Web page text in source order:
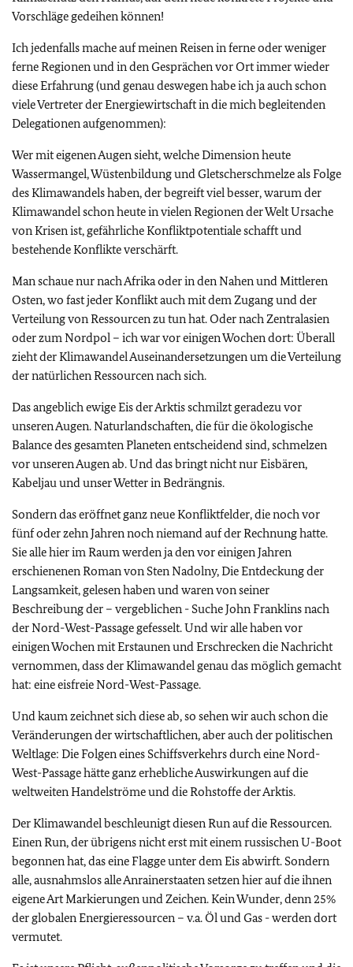
Vorschläge gedeihen können!
Ich jedenfalls mache auf meinen Reisen in ferne oder weniger
ferne Regionen und in den Gesprächen vor Ort immer wieder
diese Erfahrung (und genau deswegen habe ich ja auch schon
viele Vertreter der Energiewirtschaft in die mich begleitenden
Delegationen aufgenommen):
Wer mit eigenen Augen sieht, welche Dimension heute
Wassermangel, Wüstenbildung und Gletscherschmelze als Folge
des Klimawandels haben, der begreift viel besser, warum der
Klimawandel schon heute in vielen Regionen der Welt Ursache
von Krisen ist, gefährliche Konfliktpotentiale schafft und
bestehende Konflikte verschärft.
Man schaue nur nach Afrika oder in den Nahen und Mittleren
Osten, wo fast jeder Konflikt auch mit dem Zugang und der
Verteilung von Ressourcen zu tun hat. Oder nach Zentralasien
oder zum Nordpol – ich war vor einigen Wochen dort: Überall
zieht der Klimawandel Auseinandersetzungen um die Verteilung
der natürlichen Ressourcen nach sich.
Das angeblich ewige Eis der Arktis schmilzt geradezu vor
unseren Augen. Naturlandschaften, die für die ökologische
Balance des gesamten Planeten entscheidend sind, schmelzen
vor unseren Augen ab. Und das bringt nicht nur Eisbären,
Kabeljau und unser Wetter in Bedrängnis.
Sondern das eröffnet ganz neue Konfliktfelder, die noch vor
fünf oder zehn Jahren noch niemand auf der Rechnung hatte.
Sie alle hier im Raum werden ja den vor einigen Jahren
erschienenen Roman von Sten Nadolny, Die Entdeckung der
Langsamkeit, gelesen haben und waren von seiner
Beschreibung der – vergeblichen - SucheJohn Franklinsnach
der Nord-West-Passage gefesselt. Und wir alle haben vor
einigen Wochen mit Erstaunen und Erschrecken die Nachricht
vernommen, dass der Klimawandel genau das möglich gemacht
hat: eine eisfreie Nord-West-Passage.
Und kaum zeichnet sich diese ab, so sehen wir auch schon die
Veränderungen der wirtschaftlichen, aber auch der politischen
Weltlage: Die Folgen eines Schiffsverkehrs durch eine Nord-
West-Passage hätte ganz erhebliche Auswirkungen auf die
weltweiten Handelströme und die Rohstoffe der Arktis.
Der Klimawandel beschleunigt diesen Run auf die Ressourcen.
Einen Run, der übrigens nicht erst mit einem russischen U-Boot
begonnen hat, das eine Flagge unter dem Eis abwirft. Sondern
alle, ausnahmslos alle Anrainerstaaten setzen hier auf die ihnen
eigene Art Markierungen und Zeichen. Kein Wunder, denn 25%
der globalen Energieressourcen – v.a. Öl und Gas - werden dort
vermutet.